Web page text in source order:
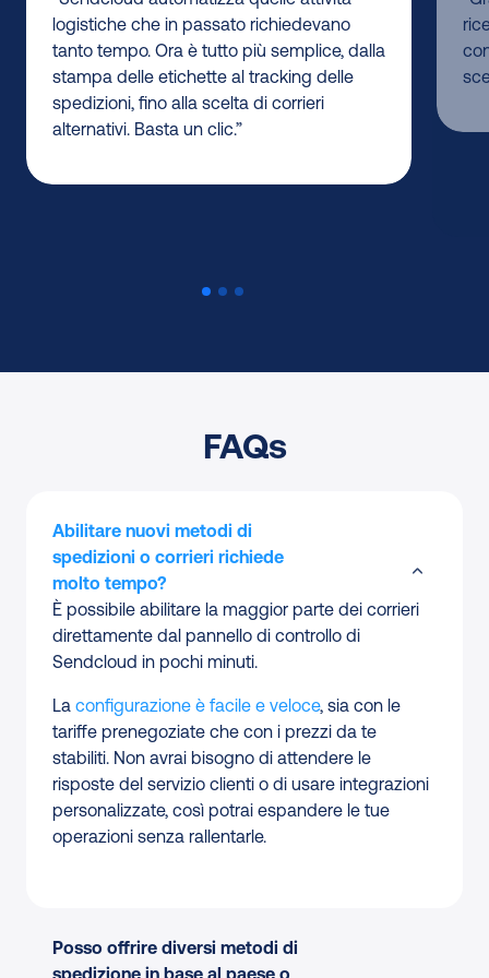
logistiche che in passato richiedevano
tanto tempo. Ora è tutto più semplice, dalla
stampa delle etichette al tracking delle
spedizioni, fino alla scelta di corrieri
alternativi. Basta un clic.”
FAQs
Abilitare nuovi metodi di
spedizioni o corrieri richiede
molto tempo?
È possibile abilitare la maggior parte dei corrieri
direttamente dal pannello di controllo di
Sendcloud in pochi minuti.
Laconfigurazione è facile e veloce, sia con le
tariffe prenegoziate che con i prezzi da te
stabiliti. Non avrai bisogno di attendere le
risposte del servizio clienti o di usare integrazioni
personalizzate, così potrai espandere le tue
operazioni senza rallentarle.
Posso offrire diversi metodi di
spedizione in base al paese o